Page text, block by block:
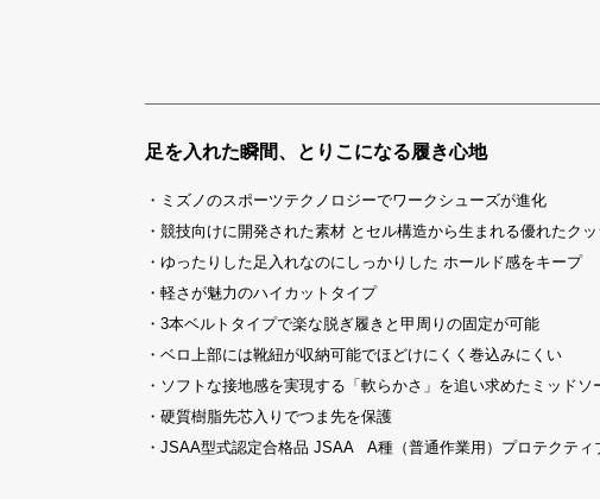
足を入れた瞬間、とりこになる履き心地
・ミズノのスポーツテクノロジーでワークシューズが進化
・競技向けに開発された素材 とセル構造から生まれる優れたク
・ゆったりした足入れなのにしっかりした ホールド感をキープ
・軽さが魅力のハイカットタイプ
・3本ベルトタイプで楽な脱ぎ履きと甲周りの固定が可能
・ベロ上部には靴紐が収納可能でほどけにくく巻込みにくい
・ソフトな接地感を実現する「軟らかさ」を追い求めたミッドソ
・硬質樹脂先芯入りでつま先を保護
・JSAA型式認定合格品 JSAA A種（普通作業用）プロテクティ